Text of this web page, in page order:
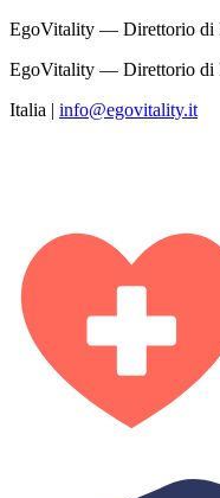
EgoVitality — Direttorio di
EgoVitality — Direttorio di
Italia | info@egovitality.it